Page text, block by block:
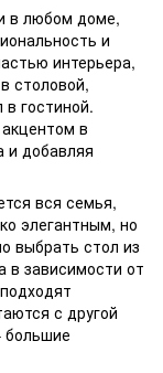
в любом доме,
и
интерьера,
столовой,
гостиной.
в
и добавляя
вся семья,
элегантным, но
выбрать стол из
в зависимости от
с другой
большие